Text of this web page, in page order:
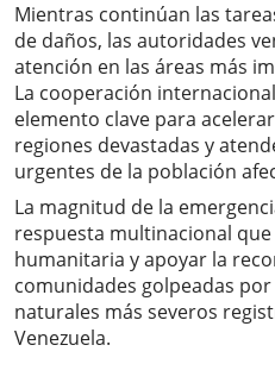
Mientras continúan las
de daños, las autoridades
atención en las áreas más
La cooperación
elemento clave para
regiones devastadas y
urgentes de la población
La magnitud de la
respuesta multinacional
humanitaria y apoyar la
comunidades golpeadas
naturales más severos
Venezuela.